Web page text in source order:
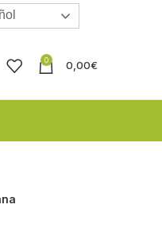
0 0,00€